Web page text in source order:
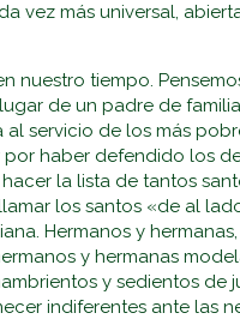
vez más universal,
nuestro tiempo.
de un padre de
servicio de los más
haber defendido los
la lista de tantos
los santos «de al
Hermanos y
y hermanas
y sedientos de
indiferentes ante las